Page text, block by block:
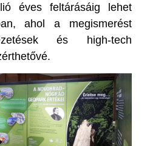
éves feltárásáig lehet
ahol a megismerést
és high-tech